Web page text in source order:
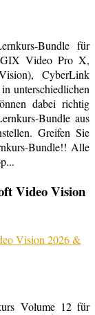
Bundle für
Video Pro X,
CyberLink
unterschiedlichen
dabei richtig
Bundle aus
Greifen Sie
Bundle!! Alle
Video Vision
Volume 12 für